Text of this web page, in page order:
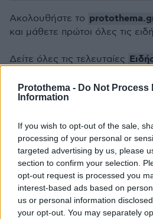
Protothema - Do Not Process
Information
If you wish to opt-out of the sale,
processing of your personal or
targeted advertising by us, please
section to confirm your selection.
opt-out request is processed you
interest-based ads based on
us or personal information
your opt-out. You may separately
Σχετικά Άρθρα
Ακολουθήστε το
και μάθετε πρώτοι όλες τις
Δείτε όλες τις τελευταίες
Protothema.gr